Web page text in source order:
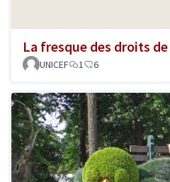
La fresque des droits
UNICEF
1 6